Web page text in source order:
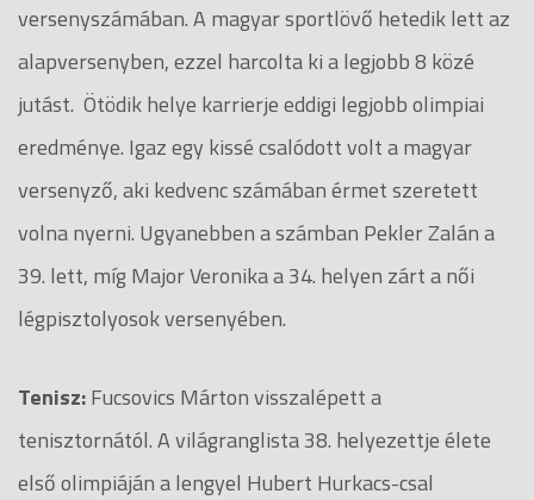
versenyszámában. A magyar sportlövő hetedik lett az
alapversenyben, ezzel harcolta ki a legjobb 8 közé
jutást. Ötödik helye karrierje eddigi legjobb olimpiai
eredménye. Igaz egy kissé csalódott volt a magyar
versenyző, aki kedvenc számában érmet szeretett
volna nyerni. Ugyanebben a számban Pekler Zalán a
39. lett, míg Major Veronika a 34. helyen zárt a női
légpisztolyosok versenyében.
Tenisz:Fucsovics Márton visszalépett a
tenisztornától. A világranglista 38. helyezettje élete
első olimpiáján a lengyel Hubert Hurkacs-csal